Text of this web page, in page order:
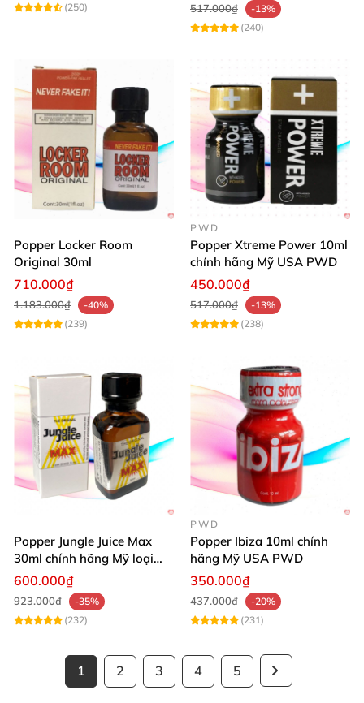
(250) 517.000₫
-13%
(240)
Popper Locker Room
Original 30ml
710.000₫
1.183.000₫
-40%
(239)
PWD
Popper Xtreme Power 10ml
chính hãng Mỹ USA PWD
450.000₫
517.000₫
-13%
(238)
Popper Jungle Juice Max
30ml chính hãng Mỹ loại
mạnh cho Top Bot
600.000₫
923.000₫
-35%
(232)
PWD
Popper Ibiza 10ml chính
hãng Mỹ USA PWD
350.000₫
437.000₫
-20%
(231)
1 2 3 4 5